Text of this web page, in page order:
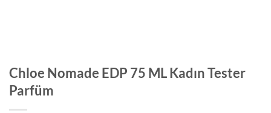
Chloe Nomade EDP 75 ML Kadın Tester
Parfüm